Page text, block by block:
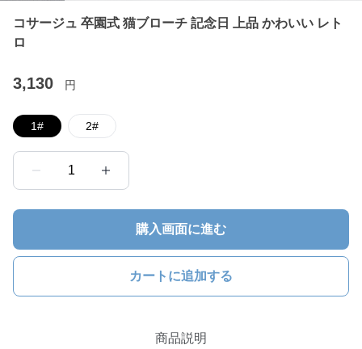
コサージュ 卒園式 猫ブローチ 記念日 上品 かわいい レト
ロ
3,130 円
1# 2#
1
購入画面に進む
カートに追加する
商品説明